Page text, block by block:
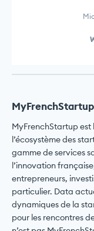
MyFrenchStartup
MyFrenchStartup est
l’écosystème des
gamme de services
l’innovation
entrepreneurs,
particulier. Data
dynamiques de la
pour les rencontres